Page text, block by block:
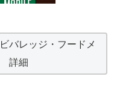
バレッジ・フードメ
詳細